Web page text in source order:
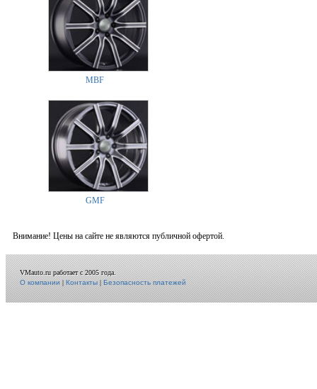
MBF
GMF
Внимание! Цены на сайте не являются публичной офертой.
VMauto.ru работает с 2005 года.
О компании|Контакты|Безопасность платежей